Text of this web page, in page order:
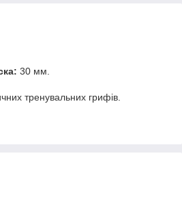
30 мм.
тренувальних грифів.